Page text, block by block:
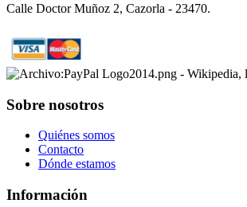
Calle Doctor Muñoz 2, Cazorla - 23470.
Sobre nosotros
Quiénes somos
Contacto
Dónde estamos
Información